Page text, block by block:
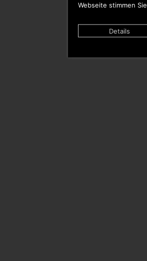
Webseite stimmen
Details